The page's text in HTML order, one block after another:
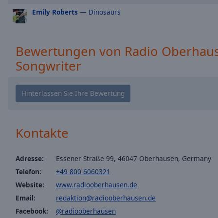
Text
Opacity
Background
Opacity
Caption
Background
Color
Emily Roberts — Dinosaurs
Bewertungen von Radio
Songwriter
Kontakte
Adresse:
Essener Straße 99, 46047 Oberhausen, Germany
Telefon:
+49 800 6060321
Website:
www.radiooberhausen.de
Email:
redaktion@radiooberhausen.de
Facebook:
@radiooberhausen